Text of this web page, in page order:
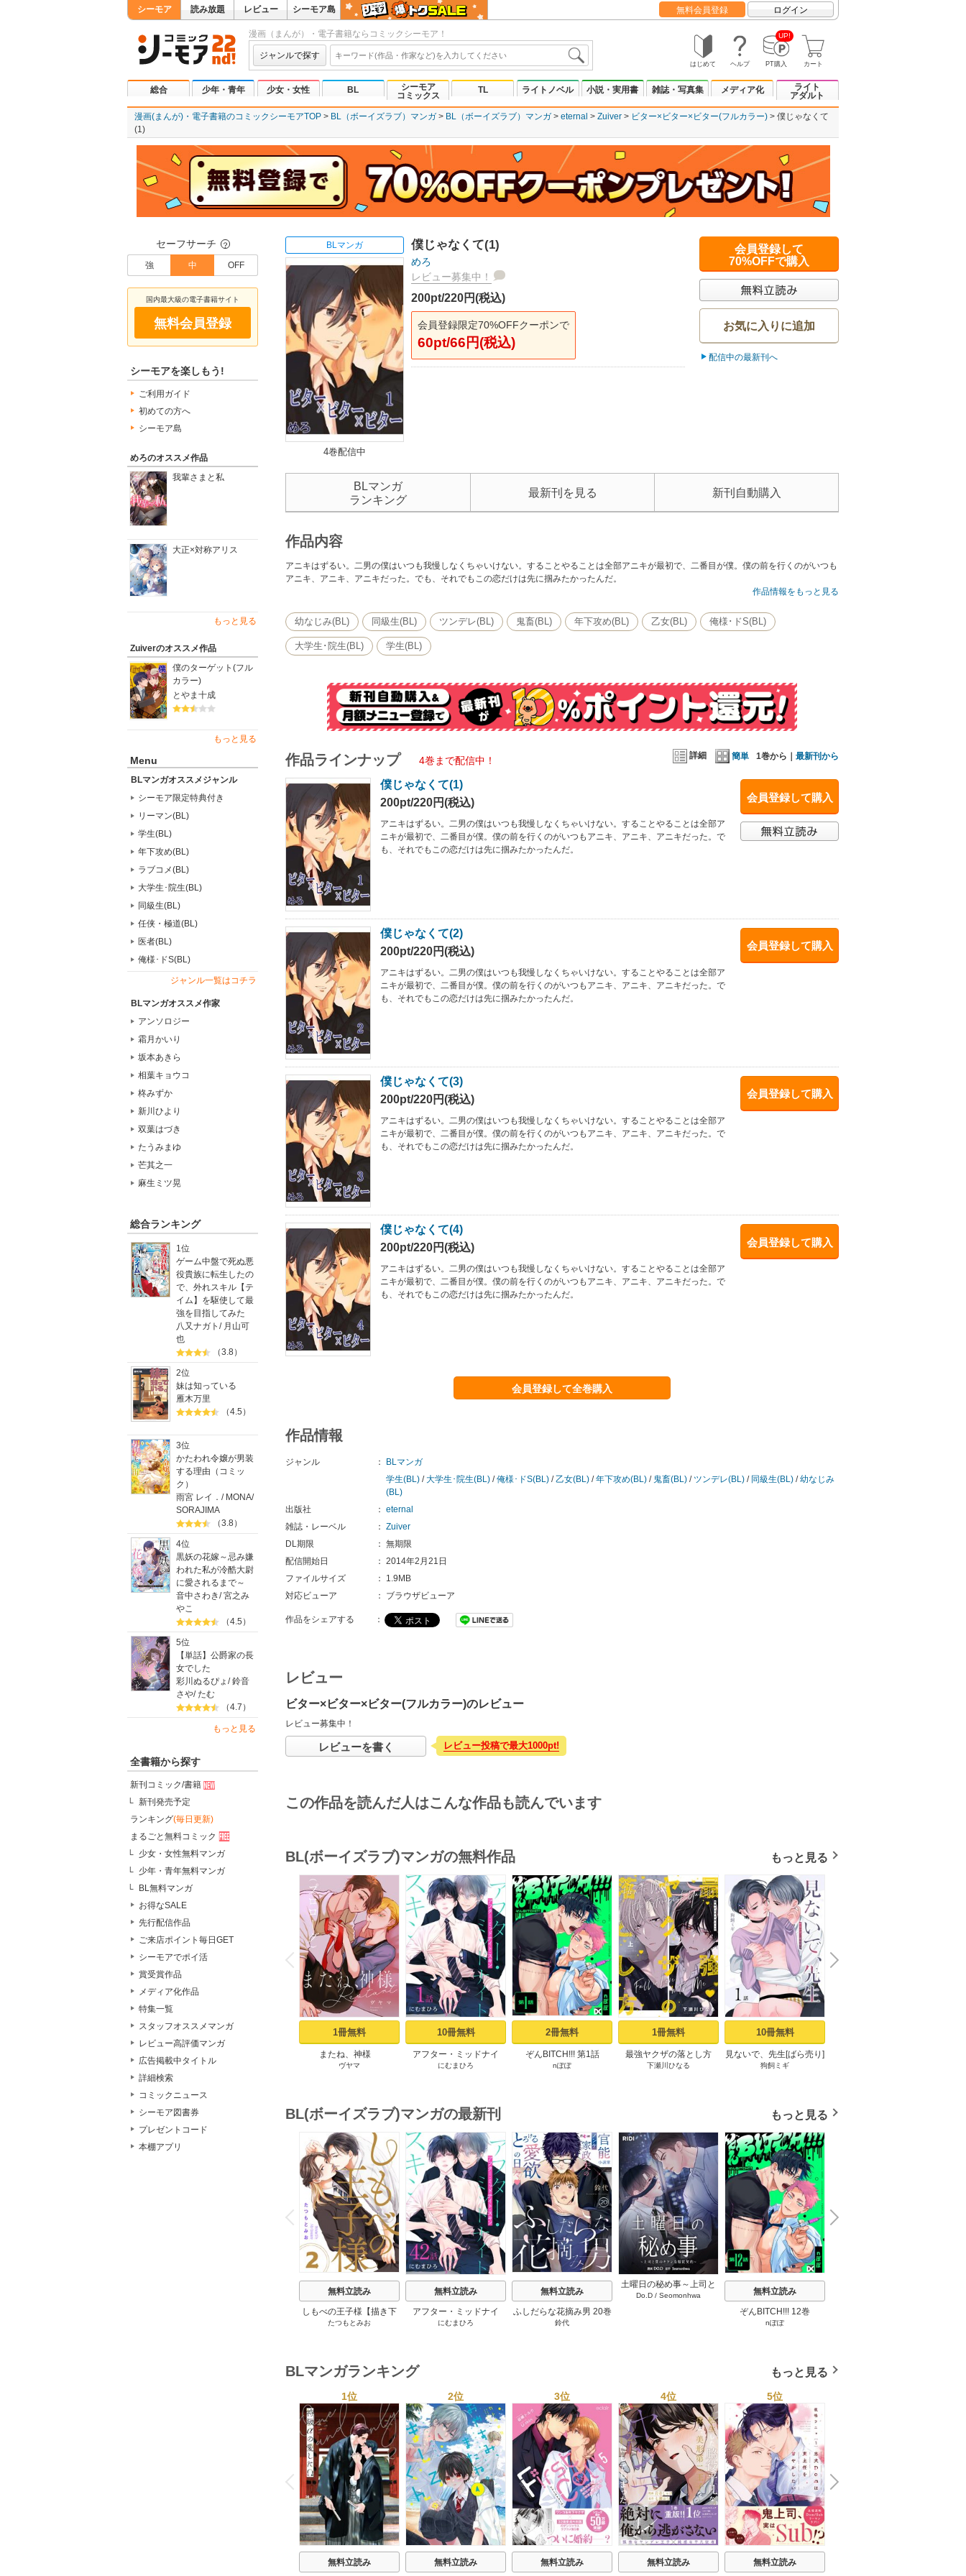
シーモア 読み放題 レビュー シーモア島 無料会員登録 ログイン
漫画（まんが）・電子書籍ならコミックシーモア！
ジャンルで探す
はじめて ヘルプ
UP!
PT購入 カート
総合 少年・青年 少女・女性 BL
シーモア
コミックス
TL ライトノベル 小説・実用書 雑誌・写真集 メディア化
ライト
アダルト
漫画(まんが)・電子書籍のコミックシーモアTOP BL（ボーイズラブ）マンガ BL（ボーイズラブ）マンガ eternal Zuiver ビター×ビター×ビター(フルカラー)
僕じゃなくて
(1)
セーフサーチ ？
強 中 OFF
国内最大級の電子書籍サイト
無料会員登録
シーモアを楽しもう!
ご利用ガイド
初めての方へ
シーモア島
めろのオススメ作品
我輩さまと私
大正×対称アリス
もっと見る
Zuiverのオススメ作品
僕のターゲット(フル
カラー)
とやま十成
もっと見る
Menu
BLマンガオススメジャンル
シーモア限定特典付き
リーマン(BL)
学生(BL)
年下攻め(BL)
ラブコメ(BL)
大学生･院生(BL)
同級生(BL)
任侠・極道(BL)
医者(BL)
俺様･ドS(BL)
ジャンル一覧はコチラ
BLマンガオススメ作家
アンソロジー
霜月かいり
坂本あきら
相葉キョウコ
柊みずか
新川ひより
双葉はづき
たうみまゆ
芒其之一
麻生ミツ晃
総合ランキング
1位
ゲーム中盤で死ぬ悪
役貴族に転生したの
で、外れスキル【テ
イム】を駆使して最
強を目指してみた
八又ナガト / 月山可
也
（3.8）
2位
妹は知っている
雁木万里
（4.5）
3位
かたわれ令嬢が男装
する理由（コミッ
ク）
雨宮 レイ． / MONA/
SORAJIMA
（3.8）
4位
黒妖の花嫁～忌み嫌
われた私が冷酷大尉
に愛されるまで～
音中さわき/宮之み
やこ
（4.5）
5位
【単話】公爵家の長
女でした
彩川ぬるぴょ /鈴音
さや/たむ
（4.7）
もっと見る
全書籍から探す
新刊コミック/書籍
新刊発売予定
ランキング(毎日更新)
まるごと無料コミック
少女・女性無料マンガ
少年・青年無料マンガ
BL無料マンガ
お得なSALE
先行配信作品
ご来店ポイント毎日GET
シーモアでポイ活
賞受賞作品
メディア化作品
特集一覧
スタッフオススメマンガ
レビュー高評価マンガ
広告掲載中タイトル
詳細検索
コミックニュース
シーモア図書券
プレゼントコード
本棚アプリ
BLマンガ
4巻配信中
僕じゃなくて(1)
めろ
レビュー募集中！
200pt/220円(税込)
会員登録限定70%OFFクーポンで
60pt/66円(税込)
会員登録して
70%OFFで購入
お気に入りに追加
配信中の最新刊へ
BLマンガ
ランキング
最新刊を見る 新刊自動購入
作品内容
アニキはずるい。二男の僕はいつも我慢しなくちゃいけない。することやることは全部アニキが最初で、二番目が僕。僕の前を行くのがいつも
アニキ、アニキ、アニキだった。でも、それでもこの恋だけは先に掴みたかったんだ。
作品情報をもっと見る
幼なじみ(BL) 同級生(BL) ツンデレ(BL) 鬼畜(BL) 年下攻め(BL) 乙女(BL) 俺様･ドS(BL)
大学生･院生(BL) 学生(BL)
詳細 簡単 1巻から｜ 最新刊から
作品ラインナップ 4巻まで配信中！
会員登録して購入
僕じゃなくて(1)
200pt/220円(税込)
アニキはずるい。二男の僕はいつも我慢しなくちゃいけない。することやることは全部ア
ニキが最初で、二番目が僕。僕の前を行くのがいつもアニキ、アニキ、アニキだった。で
も、それでもこの恋だけは先に掴みたかったんだ。
会員登録して購入
僕じゃなくて(2)
200pt/220円(税込)
アニキはずるい。二男の僕はいつも我慢しなくちゃいけない。することやることは全部ア
ニキが最初で、二番目が僕。僕の前を行くのがいつもアニキ、アニキ、アニキだった。で
も、それでもこの恋だけは先に掴みたかったんだ。
会員登録して購入
僕じゃなくて(3)
200pt/220円(税込)
アニキはずるい。二男の僕はいつも我慢しなくちゃいけない。することやることは全部ア
ニキが最初で、二番目が僕。僕の前を行くのがいつもアニキ、アニキ、アニキだった。で
も、それでもこの恋だけは先に掴みたかったんだ。
会員登録して購入
僕じゃなくて(4)
200pt/220円(税込)
アニキはずるい。二男の僕はいつも我慢しなくちゃいけない。することやることは全部ア
ニキが最初で、二番目が僕。僕の前を行くのがいつもアニキ、アニキ、アニキだった。で
も、それでもこの恋だけは先に掴みたかったんだ。
会員登録して全巻購入
作品情報
ジャンル ：
BLマンガ
学生(BL) /大学生･院生(BL) /俺様･ドS(BL) /乙女(BL) /年下攻め(BL) / 鬼畜(BL) / ツンデレ(BL) / 同級生(BL) /幼なじみ
(BL)
出版社
： eternal
雑誌・レーベル
： Zuiver
DL期限
： 無期限
配信開始日
： 2014年2月21日
ファイルサイズ
：
1.9MB
対応ビューア
： ブラウザビューア
作品をシェアする ：
レビュー
ビター×ビター×ビター(フルカラー)のレビュー
レビュー募集中！
レビューを書く レビュー投稿で最大1000pt!
この作品を読んだ人はこんな作品も読んでいます
BL(ボーイズラブ)マンガの無料作品 もっと見る
P
r
e
v
i
o
u
s
1冊無料
またね、神様
Restart［ばら売り］ プ
ヴヤマ
10冊無料
アフター・ミッドナイ
ト・スキン［ばら売り］
にむまひろ
2冊無料
ぞんBITCH!!! 第1話
nぽぽ
1冊無料
最強ヤクザの落とし方
【コミックシーモア限定
下瀬川ひなる
10冊無料
見ないで、先生[ばら売り]
第1話
狗飼ミギ
N
e
x
t
BL(ボーイズラブ)マンガの最新刊 もっと見る
P
r
e
v
i
o
u
s
無料立読み
しもべの王子様【描き下
ろしおまけ付き特装版】
たつもとみお
無料立読み
アフター・ミッドナイ
ト・スキン［ばら売り］
にむまひろ
無料立読み
ふしだらな花摘み男 20巻
鈴代
土曜日の秘め事～上司と
僕のキケンな服従契約～
Do.D / Seomonhwa
無料立読み
ぞんBITCH!!! 12巻
nぽぽ
N
e
x
t
BLマンガランキング もっと見る
P
r
e
v
i
o
u
s
1位
無料立読み
2位
無料立読み
3位
無料立読み
4位
無料立読み
5位
無料立読み
N
e
x
t